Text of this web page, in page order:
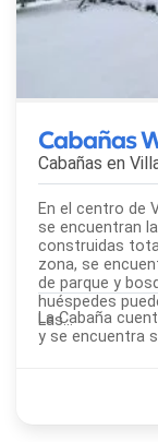
Cabañas
Cabañas en
En el centro de
se encuentran
construidas
zona, se
de parque y
huéspedes
Las...
La Cabaña cuenta con vista al lago, se
y se encuentra